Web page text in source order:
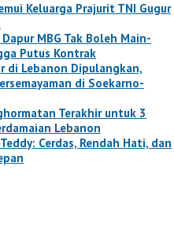
Keluarga Prajurit TNI Gugur
MBG Tak Boleh Main-
Putus Kontrak
di Lebanon Dipulangkan,
di Soekarno-
Terakhir untuk 3
Lebanon
Cerdas, Rendah Hati, dan